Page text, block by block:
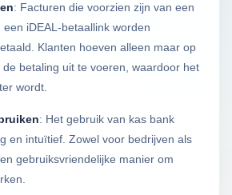
: Facturen die voorzien zijn van een
iDEAL-betaallink worden
Klanten hoeven alleen maar op
betaling uit te voeren, waardoor het
wordt.
: Het gebruik van kas bank
en intuïtief. Zowel voor bedrijven als
gebruiksvriendelijke manier om